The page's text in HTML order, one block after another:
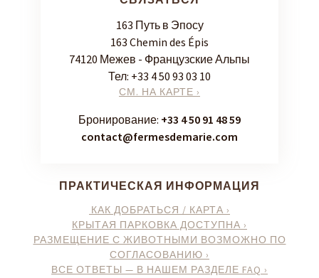
163 Путь в Эпосу
163 Chemin des Épis
74120 Межев - Французские Альпы
Тел: +33 4 50 93 03 10
СМ. НА КАРТЕ ›
Бронирование: +33 4 50 91 48 59
contact@fermesdemarie.com
ПРАКТИЧЕСКАЯ ИНФОРМАЦИЯ
КАК ДОБРАТЬСЯ / КАРТА ›
КРЫТАЯ ПАРКОВКА ДОСТУПНА ›
РАЗМЕЩЕНИЕ С ЖИВОТНЫМИ ВОЗМОЖНО ПО
СОГЛАСОВАНИЮ ›
ВСЕ ОТВЕТЫ — В НАШЕМ РАЗДЕЛЕ FAQ ›